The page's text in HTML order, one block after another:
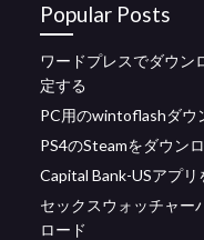
Popular Posts
ワードプレスでダウン
定する
PC用のwintoflashダウ
PS4のSteamをダウン
Capital Bank-USアプリ
セックスウォッチャー
ロード